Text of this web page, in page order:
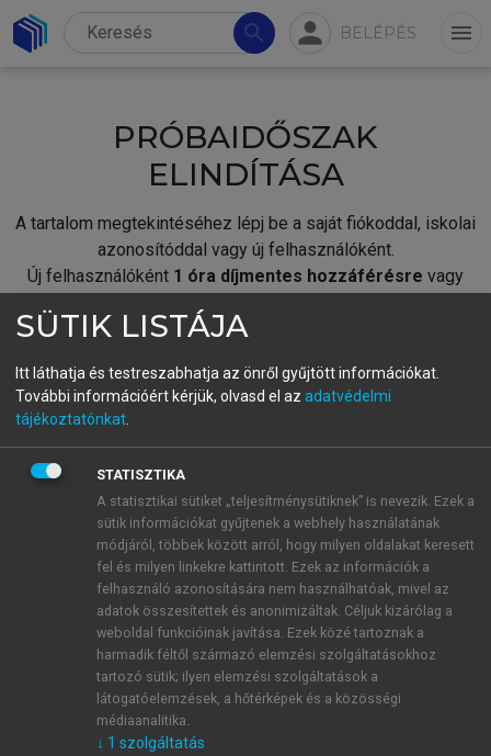
search person BELÉPÉS menu
PRÓBAIDŐSZAK
ELINDÍTÁSA
A tartalom megtekintéséhez lépj be a saját fiókoddal, iskolai
azonosítóddal vagy új felhasználóként.
Új felhasználóként 1 óra díjmentes hozzáférésre vagy
fiókoddal,vagy hozz létre új fiókot.
A regisztráció után apróbaidőszakautomatikusan
BELÉPÉS SAJÁT FIÓKKAL
ÚJ FIÓK LÉTREHOZÁSA
1 óra díjmentes hozzáférés
E-MAIL-CÍM
SÜTIK LISTÁJA
Itt láthatja és testreszabhatja az önről gyűjtött információkat.
További információért kérjük, olvasd el az adatvédelmi
tájékoztatónkat
STATISZTIKA
A statisztikai sütiket „teljesítménysütiknek” is nevezik. Ezek a
sütik információkat gyűjtenek a webhely használatának
módjáról, többek között arról, hogy milyen oldalakat keresett
fel és milyen linkekre kattintott. Ezek az információk a
felhasználó azonosítására nem használhatóak, mivel az
adatok összesítettek és anonimizáltak. Céljuk kizárólag a
weboldal funkcióinak javítása. Ezek közé tartoznak a
harmadik féltől származó elemzési szolgáltatásokhoz
tartozó sütik; ilyen elemzési szolgáltatások a
látogatóelemzések, a hőtérképek és a közösségi
médiaanalitika.
↓ 1 szolgáltatás